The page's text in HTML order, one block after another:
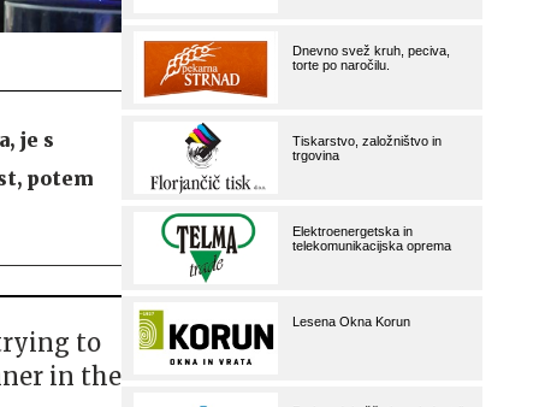
je s
potem
to
in the